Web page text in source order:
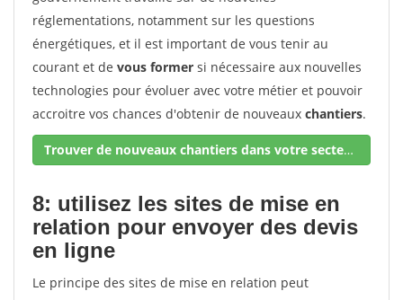
réglementations, notamment sur les questions
énergétiques, et il est important de vous tenir au
courant et de vous former si nécessaire aux nouvelles
technologies pour évoluer avec votre métier et pouvoir
accroitre vos chances d'obtenir de nouveaux chantiers.
Trouver de nouveaux chantiers dans votre secteur !
8: utilisez les sites de mise en
relation pour envoyer des devis
en ligne
Le principe des sites de mise en relation peut